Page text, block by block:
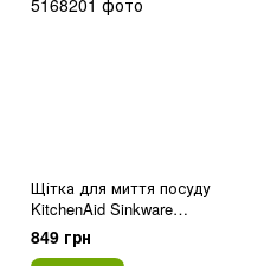
Щітка для миття посуду
KitchenAid Sinkware
KEG882OHOBA 26 см сіра
849 грн